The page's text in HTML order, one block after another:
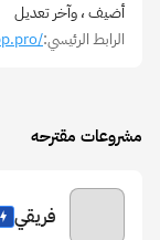
أضيف، وآخر تعديل
الرابط الرئيسي:
مشروعات مقترحه
فريقي